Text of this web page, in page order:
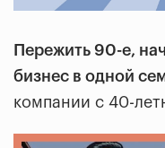
Пережить 90-е,
бизнес в одной
компании с 40-